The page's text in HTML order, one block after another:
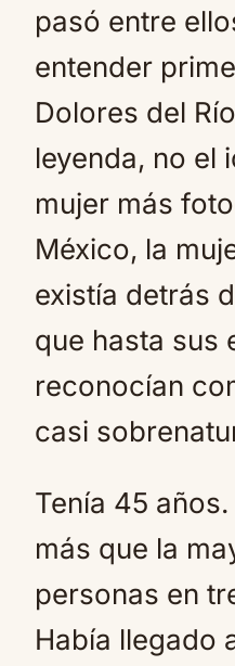
pasó entre
entender
Dolores del
leyenda, no el
mujer más
México, la
existía detrás
que hasta sus
reconocían
casi
Tenía 45
más que la
personas en
Había llegado